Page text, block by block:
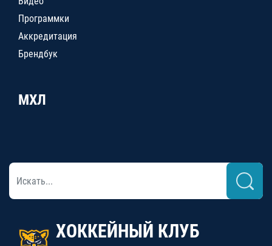
Программки
Аккредитация
Брендбук
МХЛ
ХОККЕЙНЫЙ КЛУБ